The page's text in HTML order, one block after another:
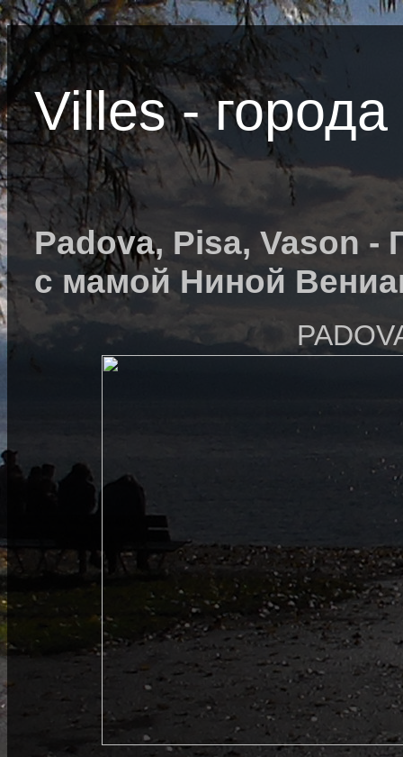
Villes -
Padova, Pisa, Vason -
с мамой Ниной